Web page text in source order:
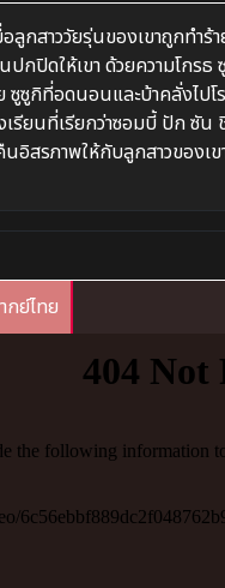
สาววัยรุ่นของเขาถูกทำร้า
กปิดให้เขา ด้วยความโกรธ
ซูซูกิที่อดนอนและบ้าคลั่งไ
รียนที่เรียกว่าซอมบี้ ปัก ซั
อิสรภาพให้กับลูกสาวของเข
กย์ไทย